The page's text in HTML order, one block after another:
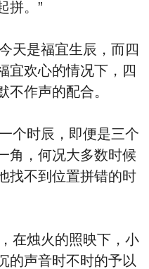
拼。”
天是福宜生辰，而四
宜欢心的情况下，四
不作声的配合。
个时辰，即便是三个
角，何况大多数时候
找不到位置拼错的时
在烛火的照映下，小
的声音时不时的予以